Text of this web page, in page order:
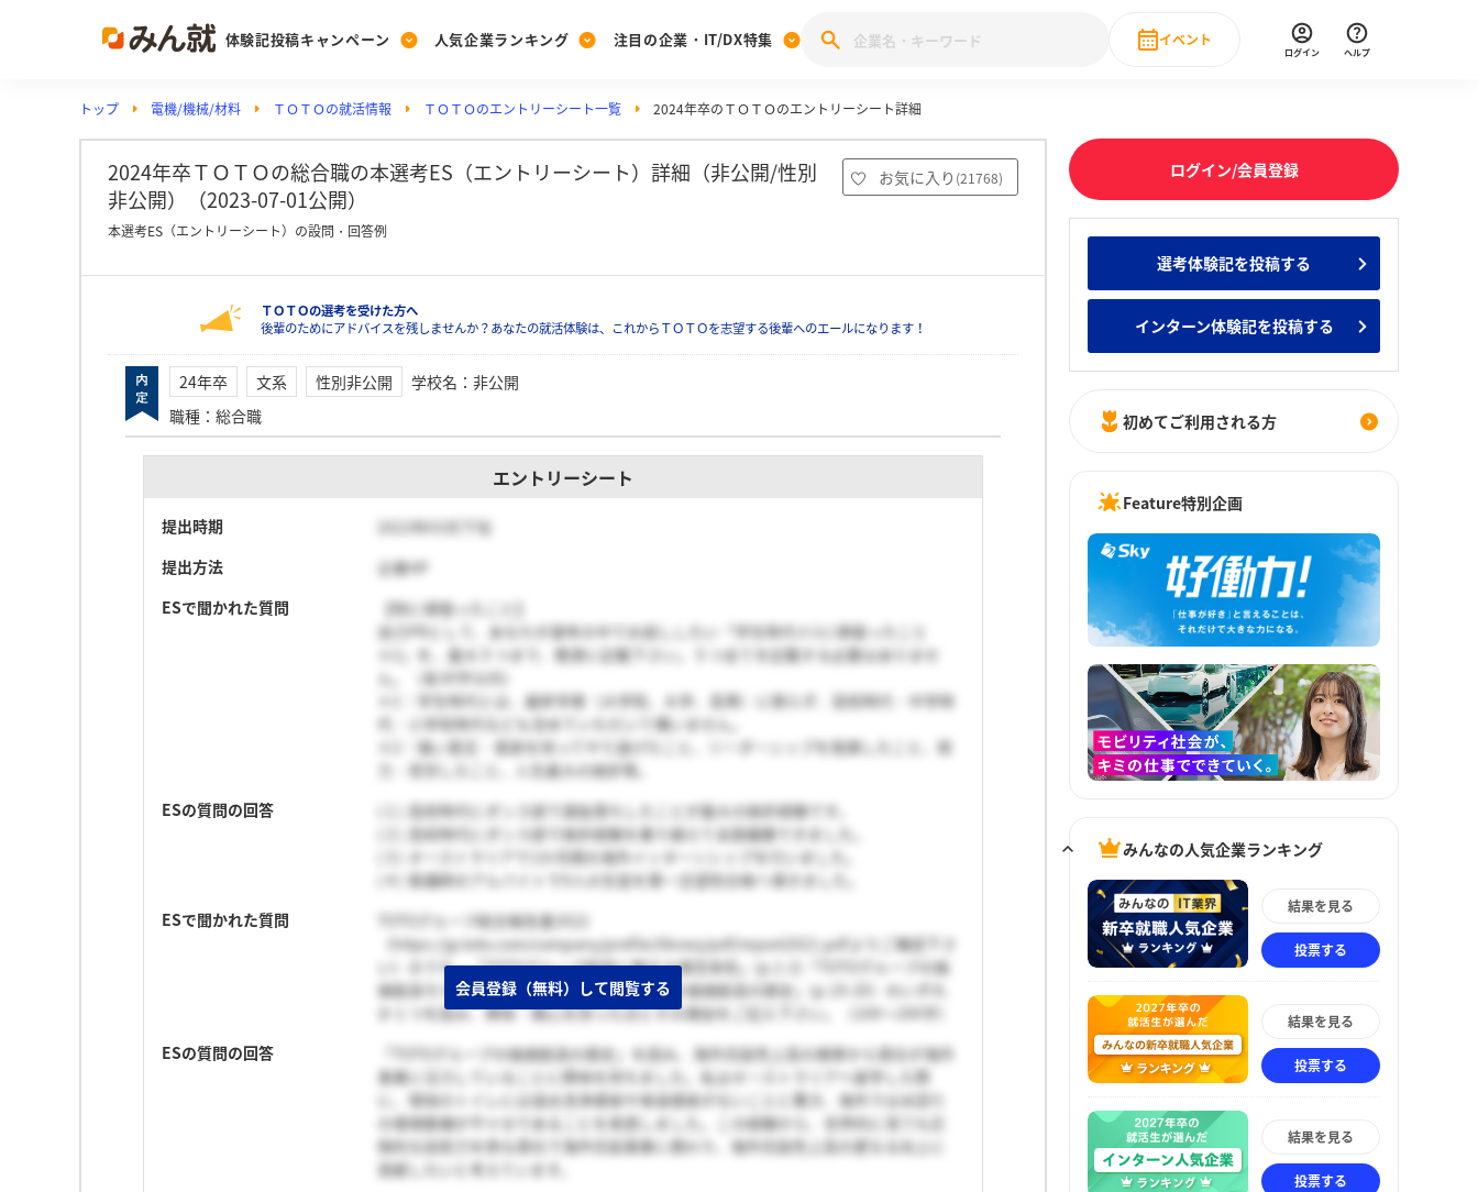
体験記投稿キャンペーン
Post
投稿する
[27卒] 本選考体験記投稿キャンペーン
人気企業ランキング
Ranking
ランキングを見る
みんなのDX企業就職ブランド調査
Vote みんなの新卒就職人気企業ランキング みんなのインターン人気企業ランキ
注目の企業・IT/DX特集
PickUp
注目の企業特集
28卒 IT・DX現場社員インタビュー
動画で知ろう！業界・企業研究
イベント
直近のイベント一覧
ログイン ヘルプ
トップ 電機/機械/材料 ＴＯＴＯの就活情報 ＴＯＴＯのエントリーシート一覧 2024年卒のＴＯＴＯのエントリーシート詳細
2024年卒ＴＯＴＯの総合職の本選考ES（エントリーシート）詳細（非公開/性別
非公開）（2023-07-01公開）
お気に入り (21768)
本選考ES（エントリーシート）の設問・回答例
ＴＯＴＯの選考を受けた方へ
後輩のためにアドバイスを残しませんか？あなたの就活体験は、これからＴＯＴＯを志望する後輩へのエールになります！
24年卒 文系 性別非公開 学校名 ： 非公開
職種 ： 総合職
エントリーシート
提出時期
2023年03月下旬
提出方法
企業HP
ESで聞かれた質問
【特に頑張ったこと】
自己PRとして、あなたが選考の中でお話ししたい「学生時代※1に頑張ったこと
※2」を、最大５つまで、簡潔に記載下さい。５つ全てを記載する必要はありませ
ん。（各30字以内）
※1：学生時代とは、最終学歴（大学院、大学、高専）に限らず、高校時代・中学時
代・小学校時代なども含めていただいて構いません。
※2：強い意志・意欲を持ってやり遂げたこと、リーダーシップを発揮したこと、努
力・苦労したこと、人生最大の挫折等。
ESの質問の回答
(１) 高校時代にダンス部で選抜落ちしたことが最大の挫折経験です。
(２) 高校時代にダンス部で挫折経験を乗り越えて全国優勝できました。
(３) オーストラリアで1か月間の海外インターンシップを行いました。
(４) 塾講師のアルバイトで9人の生徒を第一志望校合格へ導きました。
ESで聞かれた質問
TOTOグループ統合報告書2022
（https://jp.toto.com/company/profile/library/pdf/report2021.pdfよりご確認下さ
い）のうち、「TOTOグループ経営に関する理念体系」(p.1-2)「TOTOグループの価
値創造モデル」(p.17-18) 「TOTOグループの価値創造の歴史」(p.19-20）のいずれ
か１つを読み、興味・関心を持った点とその理由をご記入下さい。（100～200字）
ESの質問の回答
「TOTOグループの価値創造の歴史」を読み、海外住設売上高の推移から貴社が海外
事業に注力していることに興味を持ちました。私はオーストラリアへ留学した際
に、現地のトイレには温水洗浄便座や保温便座がないことに驚き、海外では水回り
の環境整備が不十分であることを実感しました。この経験から、世界的に見ても圧
倒的な技術力を誇る貴社で海外住設事業に携わり、海外住設売上高の更なる向上に
貢献したいと考えています。
会員登録（無料）して閲覧する
ログイン/会員登録
選考体験記を投稿する
インターン体験記を投稿する
初めてご利用される方
Feature特別企画
みんなの人気企業ランキング
結果を見る
投票する
結果を見る
投票する
結果を見る
投票する